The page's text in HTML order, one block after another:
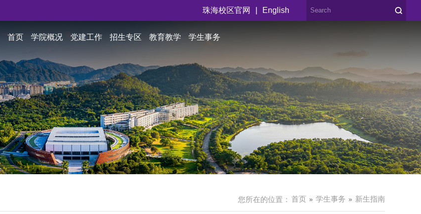
珠海校区官网 | English
首页 学院概况 党建工作 招生专区 教育教学 学生事务
您所在的位置： 首页 学生事务 新生指南